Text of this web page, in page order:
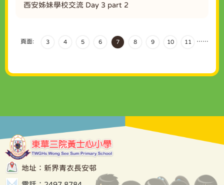
西安姊妹學校交流 Day 3 part 2
頁面: …
3 4 5 6 7 8 9 10 11 …
地址：新界青衣長安邨